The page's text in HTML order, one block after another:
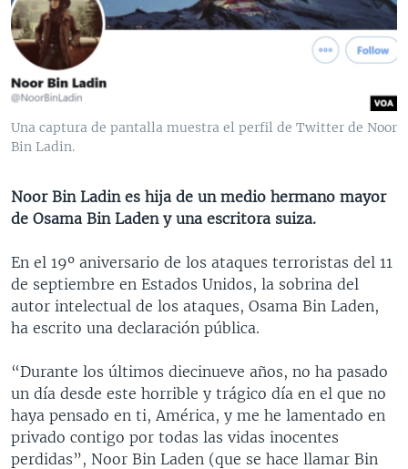
VENEZUELA
BRASIL
NICARAGUA
ECONOMÍA
ENTRETENIMIENTO Y CULTURA
TECNOLOGÍA
CIENCIA Y SALUD
MULTIMEDIA
VIDEOS
FOTOGRAFÍA
PROGRAMAS TV
EL MUNDO AL DÍA
VISIÓN 360
PANORAMA
RADIO
AUDIONOTICIAS
ESTADOS UNIDOS AL DÍA
FORO [RADIO]
DEPORTIVO INTERNACIONAL
ENTRETENIMIENTO
DOCUMENTALES DE LA VOA
Learning English
Idiomas
Una captura de pantalla muestra el perfil de Twitter de Noor
Bin Ladin.
Noor Bin Ladin es hija de un medio hermano mayor
de Osama Bin Laden y una escritora suiza.
En el 19º aniversario de los ataques terroristas del 11
de septiembre en Estados Unidos, la sobrina del
autor intelectual de los ataques, Osama Bin Laden,
ha escrito una declaración pública.
“Durante los últimos diecinueve años, no ha pasado
un día desde este horrible y trágico día en el que no
haya pensado en ti, América, y me he lamentado en
privado contigo por todas las vidas inocentes
perdidas”, Noor Bin Laden (que se hace llamar Bin